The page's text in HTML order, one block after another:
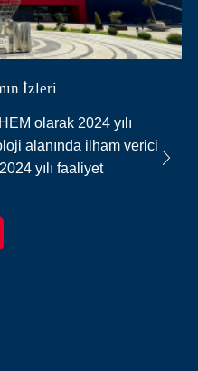
İzleri
olarak 2024 yılı
alanında ilham verici
yılı faaliyet